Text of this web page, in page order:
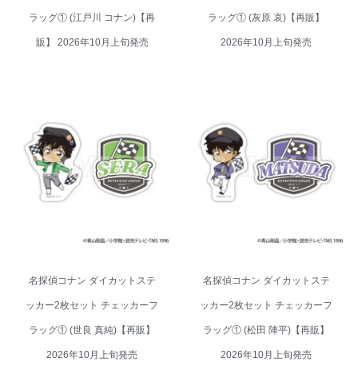
ラッグ① (江戸川 コナン)【再
販】 2026年10月上旬発売
ラッグ① (灰原 哀)【再販】
2026年10月上旬発売
名探偵コナン ダイカットステッ
カー2枚セット チェッカーフラッ
グ① (世良 真純)【再販】 2026年
10月上旬発売
名探偵コナン ダイカットステ
ッカー2枚セット チェッカーフ
ラッグ① (世良 真純)【再販】
2026年10月上旬発売
名探偵コナン ダイカットステッ
カー2枚セット チェッカーフラッ
グ① (松田 陣平)【再販】 2026年
10月上旬発売
名探偵コナン ダイカットステ
ッカー2枚セット チェッカーフ
ラッグ① (松田 陣平)【再販】
2026年10月上旬発売